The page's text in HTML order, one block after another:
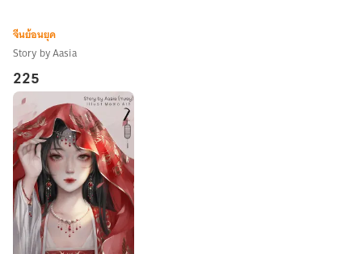
เล่ม
1
จีนย้อนยุค
Story by Aasia
225